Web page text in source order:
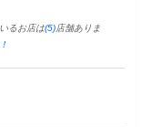
るお店は(5)店舗ありま